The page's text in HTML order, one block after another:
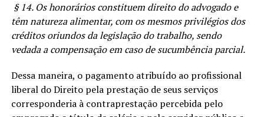
§ 14. Os honorários constituem direito do advogado e
têm natureza alimentar, com os mesmos privilégios dos
créditos oriundos da legislação do trabalho, sendo
vedada a compensação em caso de sucumbência parcial.
Dessa maneira, o pagamento atribuído ao profissional
liberal do Direito pela prestação de seus serviços
corresponderia à contraprestação percebida pelo